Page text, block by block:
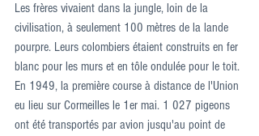
Les frères vivaient dans la jungle, loin de la
civilisation, à seulement 100 mètres de la lande
pourpre. Leurs colombiers étaient construits en fer
blanc pour les murs et en tôle ondulée pour le toit.
En 1949, la première course à distance de l'Union
eu lieu sur Cormeilles le 1er mai. 1 027 pigeons
ont été transportés par avion jusqu'au point de